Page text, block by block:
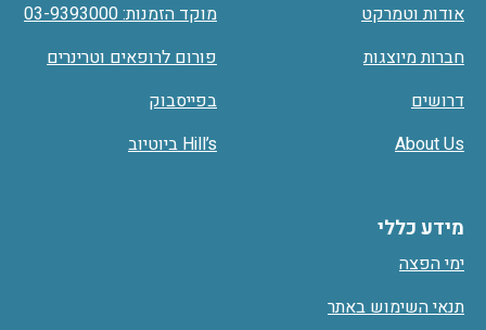
אודות וטמרקט
חברות מיוצגות
דרושים
About Us
מידע כללי
ימי הפצה
תנאי השימוש באתר
מוקד הזמנות: 03-9393000
פורום לרופאים וטרינרים
בפייסבוק
Hill’s ביוטיוב